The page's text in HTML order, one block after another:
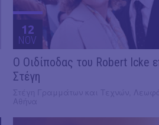
12
NOV
O Οιδίποδας του Robert Icke
Στέγη